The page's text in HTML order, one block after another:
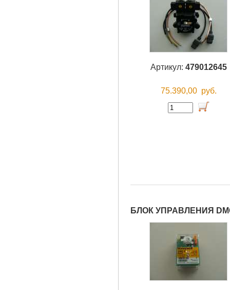
Артикул: 479012645
75.390,00 руб.
БЛОК УПРАВЛЕНИЯ